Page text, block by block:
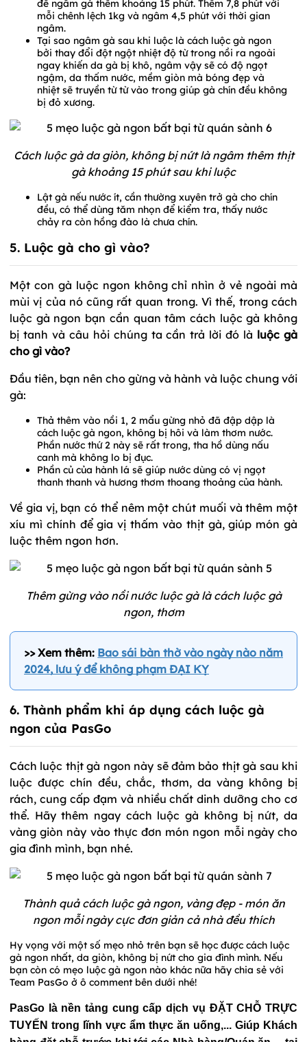
để ngâm gà thêm khoảng 15 phút. Thêm 7,8 phút với
mỗi chênh lệch 1kg và ngâm 4,5 phút với thời gian
ngâm.
Tại sao ngâm gà sau khi luộc là cách luộc gà ngon
bởi thay đổi đột ngột nhiệt độ từ trong nồi ra ngoài
ngay khiến da gà bị khô, ngâm vậy sẽ có độ ngọt
ngậm, da thấm nước, mềm giòn mà bóng đẹp và
nhiệt sẽ truyền từ từ vào trong giúp gà chín đều không
bị đỏ xương.
Cách luộc gà da giòn, không bị nứt là ngâm thêm thịt
gà khoảng 15 phút sau khi luộc
Lật gà nếu nước ít, cần thường xuyên trở gà cho chín
đều, có thể dùng tăm nhọn để kiểm tra, thấy nước
chảy ra còn hồng đào là chưa chín.
5. Luộc gà cho gì vào?
Một con gà luộc ngon không chỉ nhìn ở vẻ ngoài mà
mùi vị của nó cũng rất quan trong. Vì thế, trong cách
luộc gà ngon bạn cần quan tâm cách luộc gà không
bị tanh và câu hỏi chúng ta cần trả lời đó là luộc gà
cho gì vào?
Đầu tiên, bạn nên cho gừng và hành và luộc chung với
gà:
Thả thêm vào nồi 1, 2 mẩu gừng nhỏ đã đập dập là
cách luộc gà ngon, không bị hôi và làm thơm nước.
Phần nước thứ 2 này sẽ rất trong, tha hồ dùng nấu
canh mà không lo bị đục.
Phần củ của hành lá sẽ giúp nước dùng có vị ngọt
thanh thanh và hương thơm thoang thoảng của hành.
Về gia vị, bạn có thể nêm một chút muối và thêm một
xíu mì chính để gia vị thấm vào thịt gà, giúp món gà
luộc thêm ngon hơn.
Thêm gừng vào nồi nước luộc gà là cách luộc gà
ngon, thơm
>> Xem thêm: Bao sái bàn thờ vào ngày nào năm
2024, lưu ý để không phạm ĐẠI KỴ
6. Thành phẩm khi áp dụng cách luộc gà
ngon của PasGo
Cách luộc thịt gà ngon này sẽ đảm bảo thịt gà sau khi
luộc được chín đều, chắc, thơm, da vàng không bị
rách, cung cấp đạm và nhiều chất dinh dưỡng cho cơ
thể. Hãy thêm ngay cách luộc gà không bị nứt, da
vàng giòn này vào thực đơn món ngon mỗi ngày cho
gia đình mình, bạn nhé.
Thành quả cách luộc gà ngon, vàng đẹp - món ăn
ngon mỗi ngày cực đơn giản cả nhà đều thích
Hy vọng với một số mẹo nhỏ trên bạn sẽ học được cách luộc
gà ngon nhất, da giòn, không bị nứt cho gia đình mình. Nếu
bạn còn có mẹo luộc gà ngon nào khác nữa hãy chia sẻ với
Team PasGo ở ô comment bên dưới nhé!
PasGo là nền tảng cung cấp dịch vụ ĐẶT CHỖ TRỰC
TUYẾN trong lĩnh vực ẩm thực ăn uống,... Giúp Khách